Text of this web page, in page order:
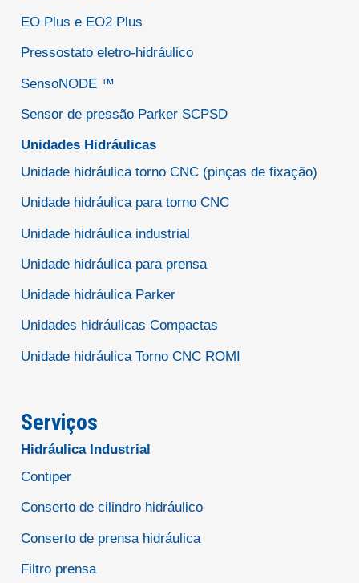
EO Plus e EO2 Plus
Pressostato eletro-hidráulico
SensoNODE ™
Sensor de pressão Parker SCPSD
Unidades Hidráulicas
Unidade hidráulica torno CNC (pinças de fixação)
Unidade hidráulica para torno CNC
Unidade hidráulica industrial
Unidade hidráulica para prensa
Unidade hidráulica Parker
Unidades hidráulicas Compactas
Unidade hidráulica Torno CNC ROMI
Serviços
Hidráulica Industrial
Contiper
Conserto de cilindro hidráulico
Conserto de prensa hidráulica
Filtro prensa